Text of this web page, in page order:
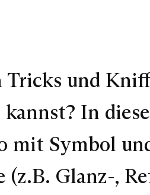
und
In
mit Symbol
Glanz-,